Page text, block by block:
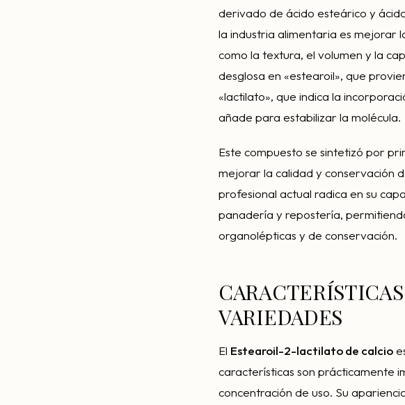
derivado de ácido esteárico y
la industria alimentaria es mejorar
como la textura, el volumen y la
desglosa en «estearoil», que
«lactilato», que indica la
añade para estabilizar la molécula.
Este compuesto se sintetizó por
mejorar la calidad y conservación
profesional actual radica en su
panadería y repostería,
organolépticas y de conservación.
VARIEDADES
El Estearoil-2-lactilato de calcio
características son prácticamente
concentración de uso. Su